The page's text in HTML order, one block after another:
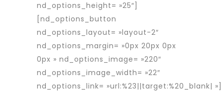
nd_options_height= »25″]
[nd_options_button
nd_options_layout= »layout-2″
nd_options_margin= »0px 20px 0px
0px » nd_options_image= »220″
nd_options_image_width= »22″
nd_options_link= »url:%23||target:%20_blank| »]